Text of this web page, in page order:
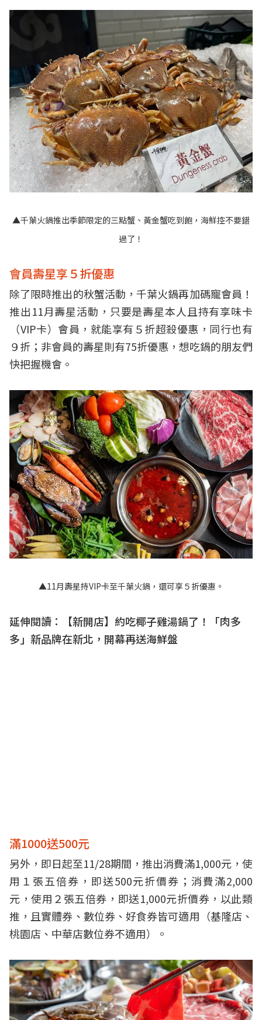
▲千葉火鍋推出季節限定的三點蟹、黃金蟹吃到飽，海鮮控不要錯
過了！
會員壽星享５折優惠
除了限時推出的秋蟹活動，千葉火鍋再加碼寵會員！
推出11月壽星活動，只要是壽星本人且持有享味卡
（VIP卡）會員，就能享有５折超殺優惠，同行也有
９折；非會員的壽星則有75折優惠，想吃鍋的朋友們
快把握機會。
▲11月壽星持VIP卡至千葉火鍋，還可享５折優惠。
延伸閱讀：
【新開店】約吃椰子雞湯鍋了！「肉多
多」新品牌在新北，開幕再送海鮮盤
滿1000送500元
另外，即日起至11/28期間，推出消費滿1,000元，使
用１張五倍券，即送500元折價券；消費滿2,000
元，使用２張五倍券，即送1,000元折價券，以此類
推，且實體券、數位券、好食券皆可適用（基隆店、
桃園店、中華店數位券不適用）。